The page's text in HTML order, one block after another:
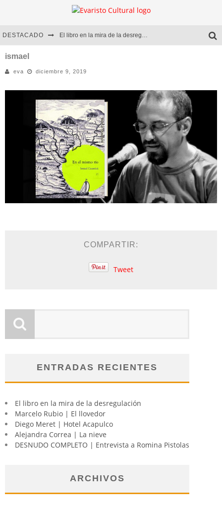
DESTACADO El libro en la mira de la desregulación
Diego Meret | Hotel Acapulco
ismael
eva diciembre 9, 2019
COMPARTIR:
Tweet
ENTRADAS RECIENTES
El libro en la mira de la desregulación
Marcelo Rubio | El llovedor
Diego Meret | Hotel Acapulco
Alejandra Correa | La nieve
DESNUDO COMPLETO | Entrevista a Romina Pistolas
ARCHIVOS